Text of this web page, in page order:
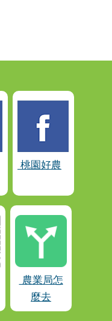
桃園好農
農業局怎
麼去